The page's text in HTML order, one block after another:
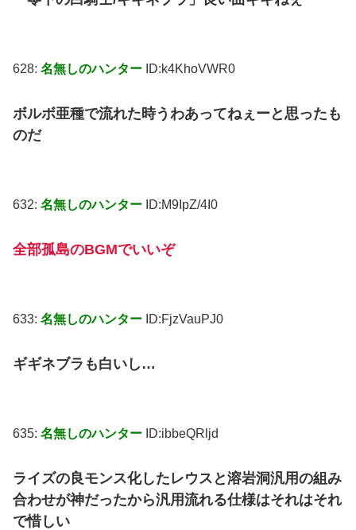
628: 名無しのハンター ID:k4KhoVWR0
ボルボ亜種で流れた時うわあってねぇーと思ったも
のだ
632: 名無しのハンター ID:M9IpZ/4I0
全部孤島のBGMでいいぞ
633: 名無しのハンター ID:FjzVauPJ0
ギギネブラも白いし…
635: 名無しのハンター ID:ibbeQRljd
ライズの良モンス化したレウスと溶岩洞汎用の組み
合わせが神だったから汎用流れる仕様はそれはそれ
で惜しい